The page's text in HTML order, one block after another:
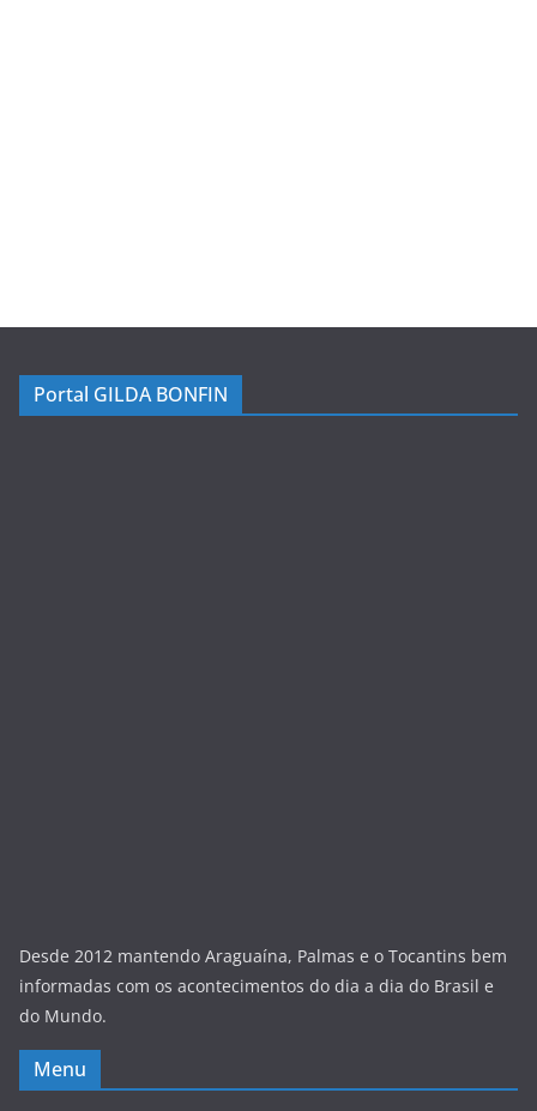
Portal GILDA BONFIN
Desde 2012 mantendo Araguaína, Palmas e o Tocantins bem
informadas com os acontecimentos do dia a dia do Brasil e
do Mundo.
Menu